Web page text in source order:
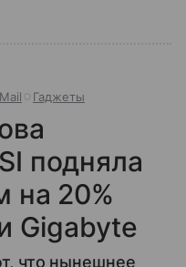
Гаджеты
подняла
на 20%
Gigabyte
что нынешнее